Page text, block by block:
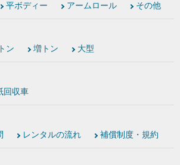
平ボディー アームロール その他
ン 増トン 大型
回収車
レンタルの流れ 補償制度・規約